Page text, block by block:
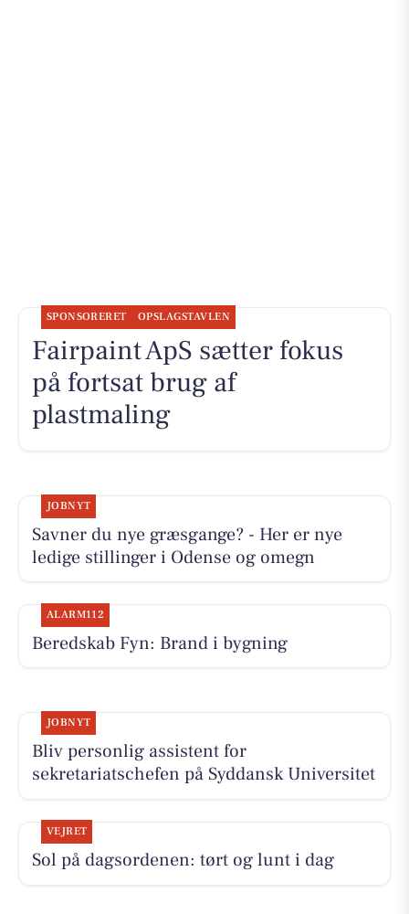
SPONSORERET OPSLAGSTAVLEN
Fairpaint ApS sætter fokus
på fortsat brug af
plastmaling
JOBNYT
Savner du nye græsgange? - Her er nye
ledige stillinger i Odense og omegn
ALARM112
Beredskab Fyn: Brand i bygning
JOBNYT
Bliv personlig assistent for
sekretariatschefen på Syddansk Universitet
VEJRET
Sol på dagsordenen: tørt og lunt i dag